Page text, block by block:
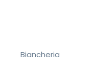
Biancheria